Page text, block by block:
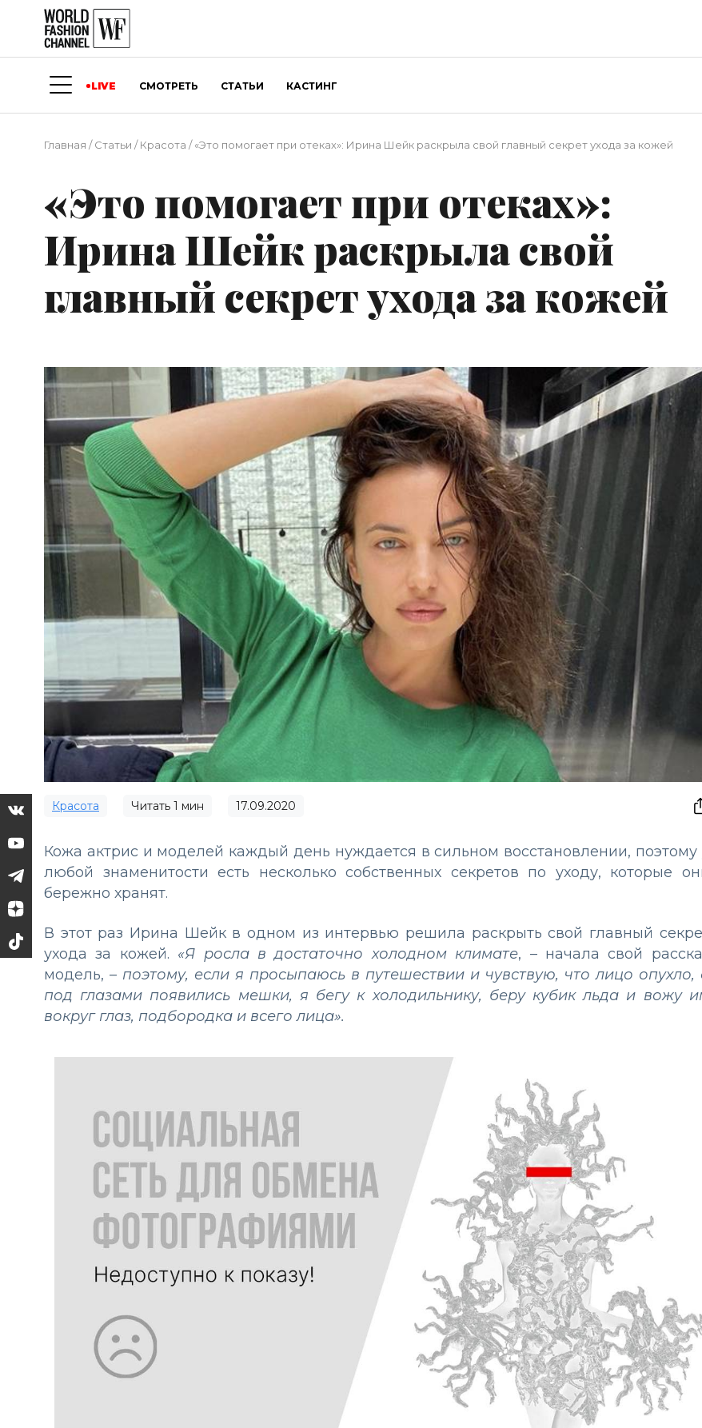
LIVE СМОТРЕТЬ СТАТЬИ КАСТИНГ
Главная /Статьи /Красота /«Это помогает при отеках»: Ирина Шейк раскрыла свой главный секрет ухода за кожей
«Это помогает при отеках»:
Ирина Шейк раскрыла свой
главный секрет ухода за кожей
Красота Читать 1 мин 17.09.2020
Кожа актрис и моделей каждый день нуждается в сильном восстановлении, поэтому
любой знаменитости есть несколько собственных секретов по уходу, которые
бережно хранят.
В этот раз Ирина Шейк в одном из интервью решила раскрыть свой главный
ухода за кожей. «Я росла в достаточно холодном климате, – начала свой
модель, – поэтому, если я просыпаюсь в путешествии и чувствую, что лицо опухло,
под глазами появились мешки, я бегу к холодильнику, беру кубик льда и вожу
вокруг глаз, подбородка и всего лица».